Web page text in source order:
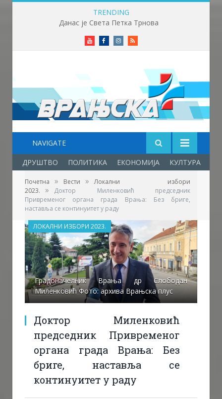
TRENDING
YoutubeFacebookInstagram
RSS
NAVIGATE
ДРУШТВО ПОЛИТИКА ЕКОНОМИЈА КУЛТУРА
Почетна » Вести »
Локални избори
2023.
»
Доктор Миленковић председник
Привременог органа града Врања: Без бриге,
наставља се континуитет у раду
Градоначелник Врања др Слободан
Миленковић Фото: архива Врањска плус
Доктор Миленковић
председник Привременог
органа града Врања: Без
бриге, наставља се
континуитет у раду
ЛОКАЛНИ ИЗБОРИ 2023.